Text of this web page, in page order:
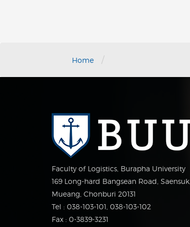
Home /
Faculty of Logistics, Burapha University
169 Long-hard Bangsean Road, Saensuk,
Mueang, Chonburi 20131
Tel : 038-103-101, 038-103-102
Fax : 0-3839-3231